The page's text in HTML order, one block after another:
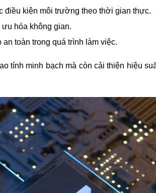
điều kiện môi trường theo thời gian thực.
hóa không gian.
toàn trong quá trình làm việc.
tính minh bạch mà còn cải thiện hiệu